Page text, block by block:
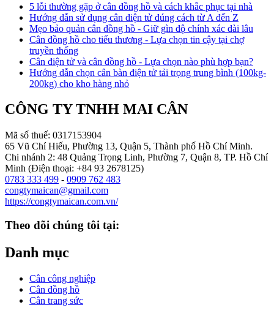
5 lỗi thường gặp ở cân đồng hồ và cách khắc phục tại nhà
Hướng dẫn sử dụng cân điện tử đúng cách từ A đến Z
Mẹo bảo quản cân đồng hồ - Giữ gìn độ chính xác dài lâu
Cân đồng hồ cho tiểu thương - Lựa chọn tin cậy tại chợ
truyền thống
Cân điện tử và cân đồng hồ - Lựa chọn nào phù hợp bạn?
Hướng dẫn chọn cân bàn điện tử tải trọng trung bình (100kg-
200kg) cho kho hàng nhỏ
CÔNG TY TNHH MAI CÂN
Mã số thuế: 0317153904
65 Vũ Chí Hiếu, Phường 13, Quận 5, Thành phố Hồ Chí Minh.
Chi nhánh 2: 48 Quảng Trọng Linh, Phường 7, Quận 8, TP. Hồ Chí
Minh (Điện thoại: +84 93 2678125)
0783 333 499 - 0909 762 483
congtymaican@gmail.com
https://congtymaican.com.vn/
Theo dõi chúng tôi tại:
Danh mục
Cân công nghiệp
Cân đồng hồ
Cân trang sức